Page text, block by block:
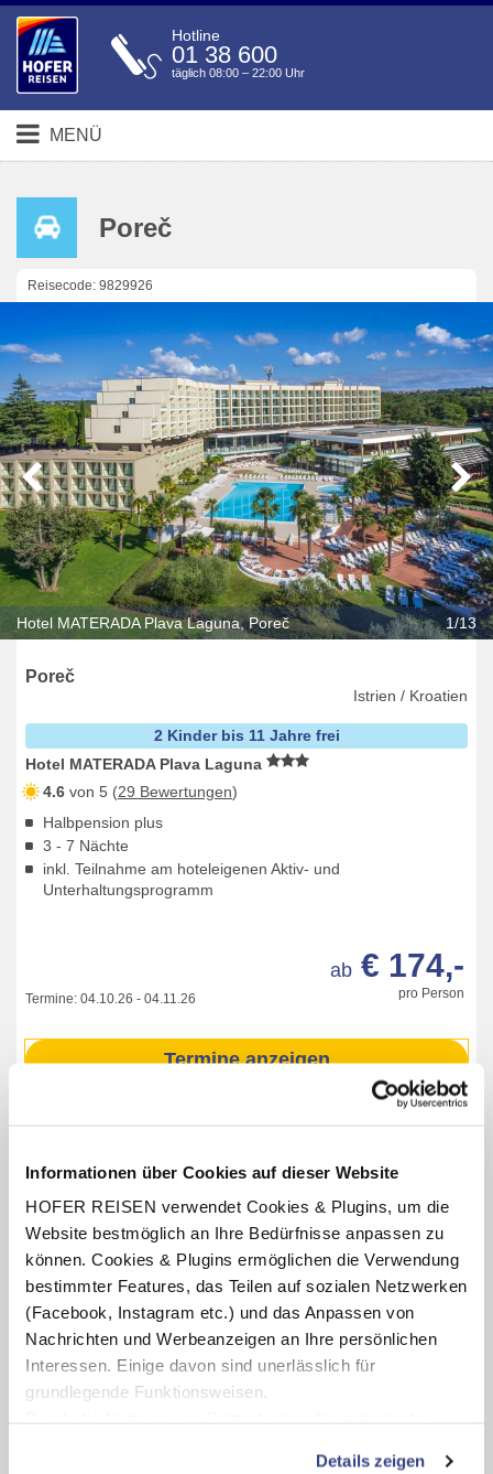
Informationen über Cookies auf dieser Website
HOFER REISEN verwendet Cookies & Plugins, um die
Website bestmöglich an Ihre Bedürfnisse anpassen zu
können. Cookies & Plugins ermöglichen die Verwendung
bestimmter Features, das Teilen auf sozialen Netzwerken
(Facebook, Instagram etc.) und das Anpassen von
Nachrichten und Werbeanzeigen an Ihre persönlichen
Interessen. Einige davon sind unerlässlich für
grundlegende Funktionsweisen.
Details zeigen
Hotline
01 38 600
täglich 08:00 – 22:00 Uhr
MENÜ
Poreč
Reisecode: 9829926
Hotel MATERADA Plava Laguna, Poreč 1/13
Poreč
Istrien / Kroatien
2 Kinder bis 11 Jahre frei
Hotel MATERADA Plava Laguna
4.6 von 5 (29 Bewertungen)
Halbpension plus
3 - 7 Nächte
inkl. Teilnahme am hoteleigenen Aktiv- und
Unterhaltungsprogramm
Termine: 04.10.26 - 04.11.26 pro Person
ab € 174,-
Termine anzeigen
3 – 7 x Übernachtung im Hotel MATERADA Plava
Laguna
Verpflegung: Halbpension plus mit Frühstücks- und
Abendbuffet, unbegrenzt Getränke zum Abendessen vom
Schankautomaten (Wasser, Softdrinks, Fassbier,
Tischwein, Termine 24.04.26 - 26.09.26) bzw.
Halbpension mit Frühstücks- und Abendbuffet (Termine
27.09.26 - 04.11.26)
Teilnahme am hoteleigenen Aktiv- und